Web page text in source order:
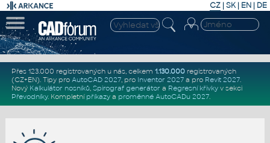
CZ | SK| EN | DE
Přes 123.000 registrovaných u nás, celkem 1.130.000registrovaných
(CZ+EN). Tipy pro AutoCAD 2027, pro Inventor 2027a pro Revit 2027.
Nový Kalkulátor nosníků, Spirograf generátor a Regresní křivkyv sekci
Převodníky. Kompletní příkazya proměnné AutoCADu 2027.